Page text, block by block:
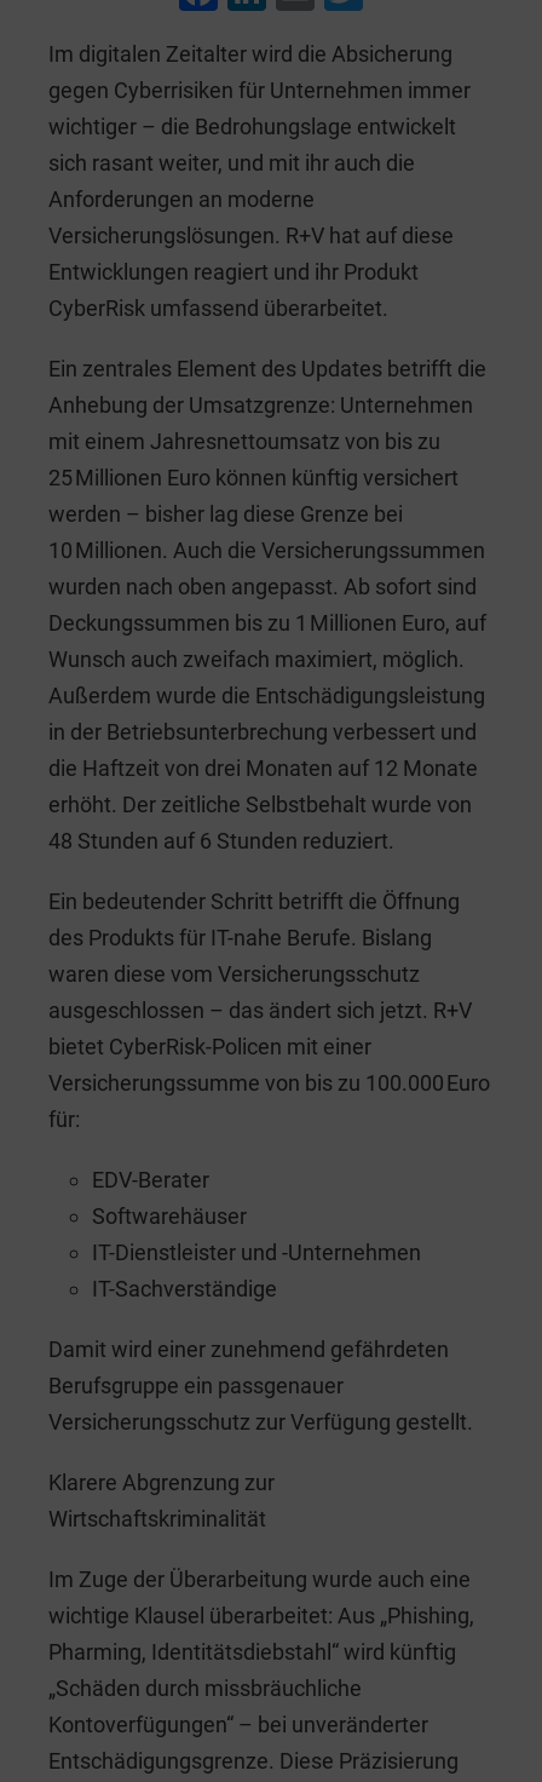
c
e
b
o
o
k
k
e
dI
n
ai
l
tt
er
Im digitalen Zeitalter wird die Absicherung
gegen Cyberrisiken für Unternehmen immer
wichtiger – die Bedrohungslage entwickelt
sich rasant weiter, und mit ihr auch die
Anforderungen an moderne
Versicherungslösungen. R+V hat auf diese
Entwicklungen reagiert und ihr Produkt
CyberRisk umfassend überarbeitet.
Ein zentrales Element des Updates betrifft die
Anhebung der Umsatzgrenze: Unternehmen
mit einem Jahresnettoumsatz von bis zu
25 Millionen Euro können künftig versichert
werden – bisher lag diese Grenze bei
10 Millionen. Auch die Versicherungssummen
wurden nach oben angepasst. Ab sofort sind
Deckungssummen bis zu 1 Millionen Euro, auf
Wunsch auch zweifach maximiert, möglich.
Außerdem wurde die Entschädigungsleistung
in der Betriebsunterbrechung verbessert und
die Haftzeit von drei Monaten auf 12 Monate
erhöht. Der zeitliche Selbstbehalt wurde von
48 Stunden auf 6 Stunden reduziert.
Ein bedeutender Schritt betrifft die Öffnung
des Produkts für IT-nahe Berufe. Bislang
waren diese vom Versicherungsschutz
ausgeschlossen – das ändert sich jetzt. R+V
bietet CyberRisk-Policen mit einer
Versicherungssumme von bis zu 100.000 Euro
für:
EDV-Berater
Softwarehäuser
IT-Dienstleister und -Unternehmen
IT-Sachverständige
Damit wird einer zunehmend gefährdeten
Berufsgruppe ein passgenauer
Versicherungsschutz zur Verfügung gestellt.
Klarere Abgrenzung zur
Wirtschaftskriminalität
Im Zuge der Überarbeitung wurde auch eine
wichtige Klausel überarbeitet: Aus „Phishing,
Pharming, Identitätsdiebstahl“ wird künftig
„Schäden durch missbräuchliche
Kontoverfügungen“ – bei unveränderter
Entschädigungsgrenze. Diese Präzisierung